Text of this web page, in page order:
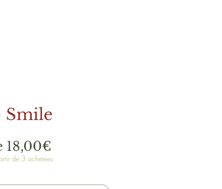
Smile
18,00€
promotionnel
de 3 achetées